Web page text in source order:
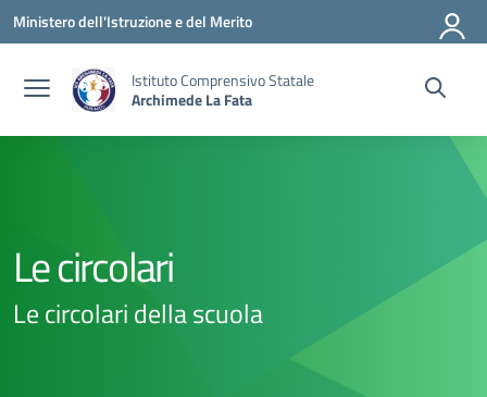
Vai ai contenuti
Vai al menu di navigazione
Vai al footer
Ministero dell'Istruzione e del Merito
Istituto Comprensivo Statale
Archimede La Fata
Le circolari
Le circolari della scuola